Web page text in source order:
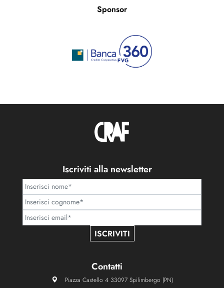
Sponsor
Contatti
Piazza Castello 4 33097 Spilimbergo (PN)
Iscriviti alla newsletter
ISCRIVITI